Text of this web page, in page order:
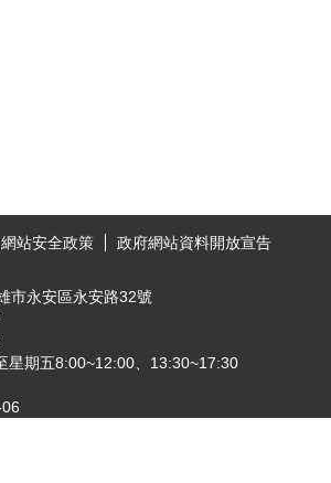
網站安全政策
政府網站資料開放宣告
市永安區永安路32號
星期五8:00~12:00、13:30~17:30